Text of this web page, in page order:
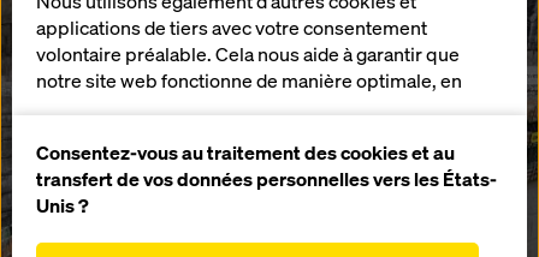
d'EcoVadis
applications de tiers avec votre consentement
volontaire préalable. Cela nous aide à garantir que
notre site web fonctionne de manière optimale, en
améliorer en permanence la fonctionnalité de
notre site web (cookies fonctionnels et
statistiques),
Consentez-vous au traitement des cookies et au
transfert de vos données personnelles vers les États-
Unis ?